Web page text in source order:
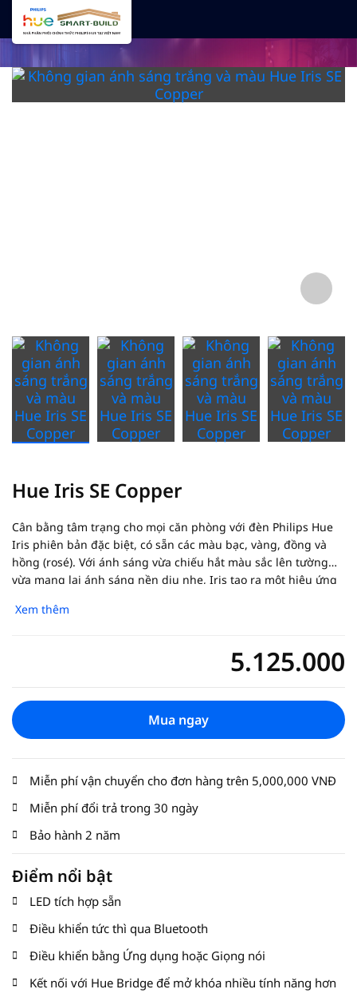
Hue Iris SE Copper
Cân bằng tâm trạng cho mọi căn phòng với đèn Philips Hue
Iris phiên bản đặc biệt, có sẵn các màu bạc, vàng, đồng và
hồng (rosé). Với ánh sáng vừa chiếu hắt màu sắc lên tường
vừa mang lại ánh sáng nền dịu nhẹ, Iris tạo ra một hiệu ứng
năng hơn.
Xem thêm
Current price is
5.125.000
Mua ngay
Miễn phí vận chuyển cho đơn hàng trên 5,000,000 VNĐ
Miễn phí đổi trả trong 30 ngày
Bảo hành 2 năm
Điểm nổi bật
LED tích hợp sẵn
Điều khiển tức thì qua Bluetooth
Điều khiển bằng Ứng dụng hoặc Giọng nói
Kết nối với Hue Bridge để mở khóa nhiều tính năng hơn